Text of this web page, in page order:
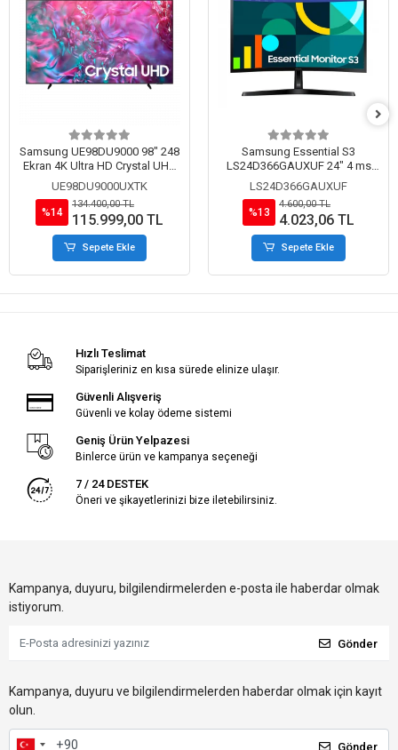
Samsung UE98DU9000 98" 248
Ekran 4K Ultra HD Crystal UHD
Uydu Alıcılı Smart LED TV
UE98DU9000UXTK
%14
134.400,00 TL
115.999,00 TL
Sepete Ekle
Samsung Essential S3
LS24D366GAUXUF 24" 4 ms
Full HD Curved 100 Hz Monitör
LS24D366GAUXUF
%13
4.600,00 TL
4.023,06 TL
Sepete Ekle
Hızlı Teslimat
Siparişleriniz en kısa sürede elinize ulaşır.
Güvenli Alışveriş
Güvenli ve kolay ödeme sistemi
Geniş Ürün Yelpazesi
Binlerce ürün ve kampanya seçeneği
7 / 24 DESTEK
Öneri ve şikayetlerinizi bize iletebilirsiniz.
Kampanya, duyuru, bilgilendirmelerden e-posta ile haberdar olmak
istiyorum.
Gönder
Kampanya, duyuru ve bilgilendirmelerden haberdar olmak için kayıt
olun.
Gönder